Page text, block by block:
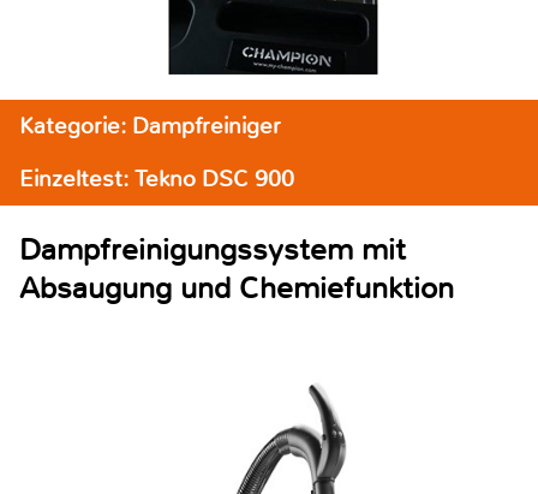
Kategorie: Dampfreiniger
Einzeltest: Tekno DSC 900
Dampfreinigungssystem mit
Absaugung und Chemiefunktion